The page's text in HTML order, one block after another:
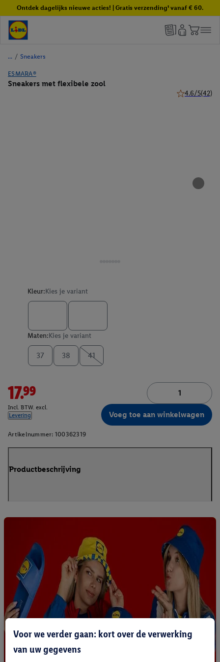
Ontdek dagelijks nieuwe acties! | Gratis verzending¹ vanaf € 60.
/ Sneakers
ESMARA®
Sneakers met flexibele zool
4.6/5(42)
Kleur:Kies je variant
Maten:Kies je variant
37 38 41
17.99
Incl. BTW. excl.
Levering
Voeg toe aan winkelwagen
Artikelnummer: 100362319
Productbeschrijving
Voor we verder gaan: kort over de verwerking
van uw gegevens